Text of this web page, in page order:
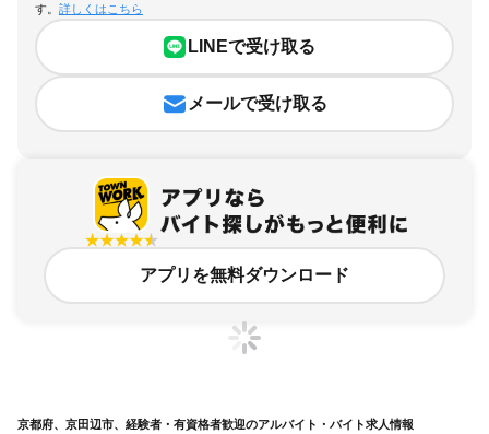
す。 詳しくはこちら
LINEで受け取る
メールで受け取る
アプリを無料ダウンロード
京都府、京田辺市、経験者・有資格者歓迎のアルバイト・バイト求人情報